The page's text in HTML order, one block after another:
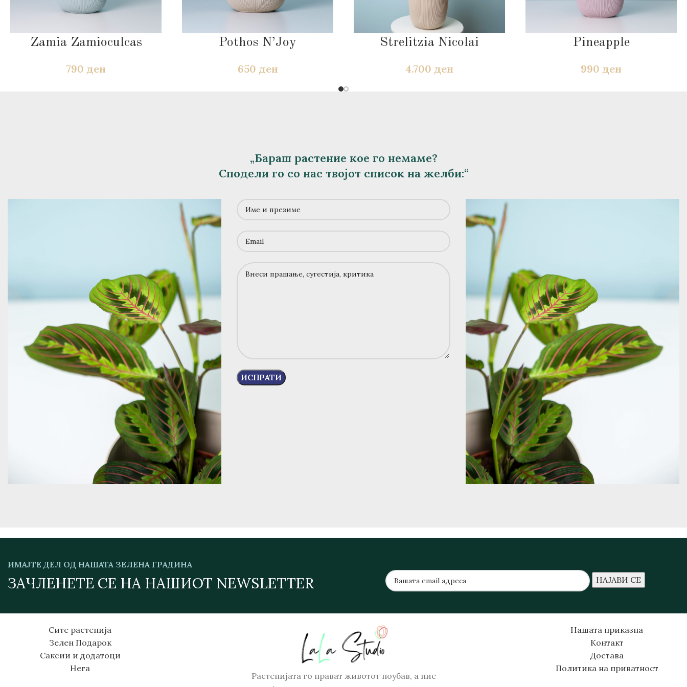
Zamia Zamioculcas
790 ден
Pothos N’Joy
650 ден
Strelitzia Nicolai
4.700 ден
Pineapple
990 ден
„Бараш растение кое го немаме?
Сподели го со нас твојот список на желби:“
ИМАЈТЕ ДЕЛ ОД НАШАТА ЗЕЛЕНА ГРАДИНА
ЗАЧЛЕНЕТЕ СЕ НА НАШИОТ NEWSLETTER
Сите растенија
Зелен Подарок
Саксии и додатоци
Нега
Растенијата го прават животот поубав, а ние
Нашата приказна
Контакт
Достава
Политика на приватност